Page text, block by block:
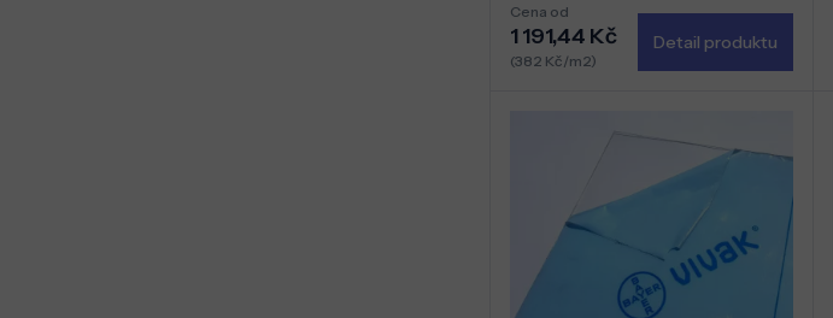
Cena od
1 191,44 Kč
(382 Kč/m2)
Detail produktu